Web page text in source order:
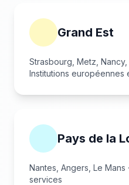
Grand Est
Strasbourg, Metz, Nancy,
Institutions européennes
Pays de la
Nantes, Angers, Le Mans
services